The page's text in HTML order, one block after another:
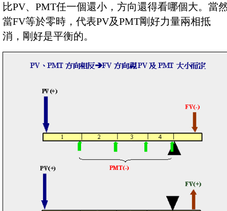
比PV、PMT任一個還小，方向還得看哪個大。當
當FV等於零時，代表PV及PMT剛好力量兩相抵
消，剛好是平衡的。